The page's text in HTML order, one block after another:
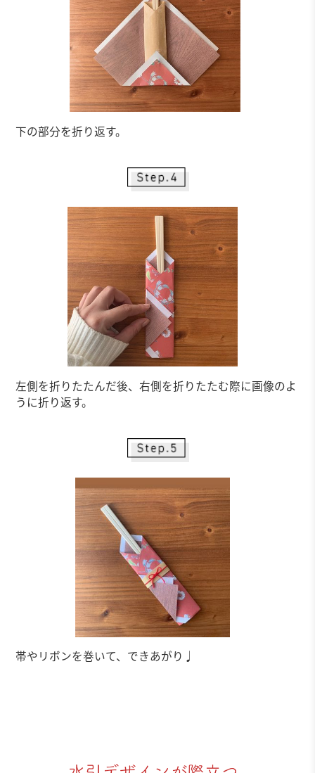
下の部分を折り返す。
左側を折りたたんだ後、右側を折りたたむ際に画像のよ
うに折り返す。
帯やリボンを巻いて、できあがり♩